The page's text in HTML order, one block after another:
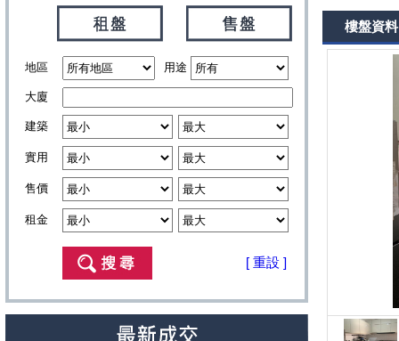
地區 用途
大廈
建築
實用
售價
租金
[ 重設 ]
樓盤資料